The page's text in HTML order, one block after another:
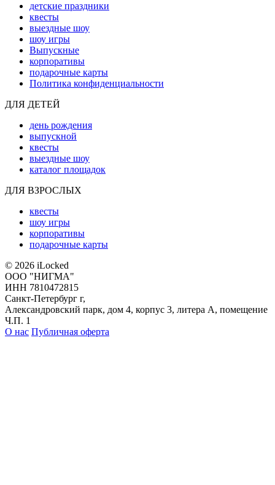
детские праздники
квесты
выездные шоу
шоу игры
Выпускные
корпоративы
подарочные карты
Политика конфиденциальности
ДЛЯ ДЕТЕЙ
день рождения
выпускной
квесты
выездные шоу
каталог площадок
ДЛЯ ВЗРОСЛЫХ
квесты
шоу игры
корпоративы
подарочные карты
© 2026 iLocked
ООО "НИГМА"
ИНН 7810472815
Санкт-Петербург г,
Александровский парк, дом 4, корпус 3, литера А, помещение
Ч.П. 1
О нас Публичная оферта